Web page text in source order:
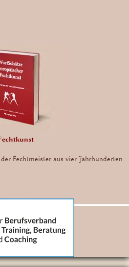
Fechtmeister aus vier Jahrhunderten